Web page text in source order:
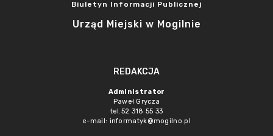
Biuletyn Informacji Publicznej
Urząd Miejski w Mogilnie
REDAKCJA
Administrator
Paweł Grycza
tel.52 318 55 33
e-mail: informatyk@mogilno.pl